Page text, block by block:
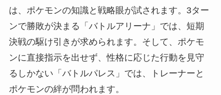
は、ポケモンの知識と戦略眼が試されます。3ター
ンで勝敗が決まる「バトルアリーナ」では、短期
決戦の駆け引きが求められます。そして、ポケモ
ンに直接指示を出せず、性格に応じた行動を見守
るしかない「バトルパレス」では、トレーナーと
ポケモンの絆が問われます。